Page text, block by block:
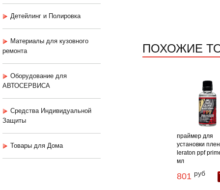
Детейлинг и Полировка
Материалы для кузовного
ремонта
Оборудование для
АВТОСЕРВИСА
Средства Индивидуальной
Защиты
Товары для Дома
ПОХОЖИЕ
праймер для
установки
leraton ppf
мл
801 руб